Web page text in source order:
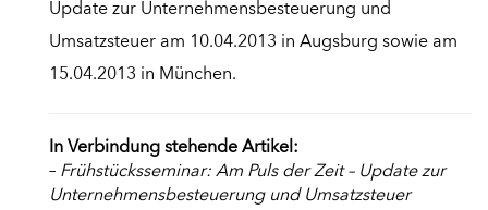
Update zur Unternehmensbesteuerung und
Umsatzsteuer am 10.04.2013 in Augsburg sowie am
15.04.2013 in München.
In Verbindung stehende Artikel:
– Frühstücksseminar: Am Puls der Zeit – Update zur
Unternehmensbesteuerung und Umsatzsteuer